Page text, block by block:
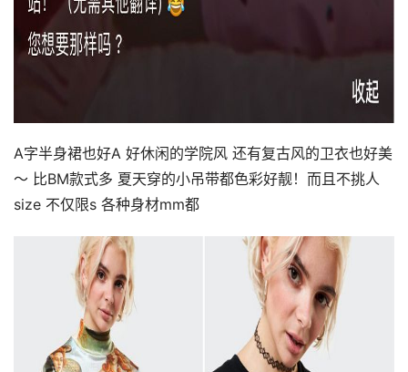
A字半身裙也好A 好休闲的学院风 还有复古风的卫衣也好美
～ 比BM款式多 夏天穿的小吊带都色彩好靓！而且不挑人
size 不仅限s 各种身材mm都